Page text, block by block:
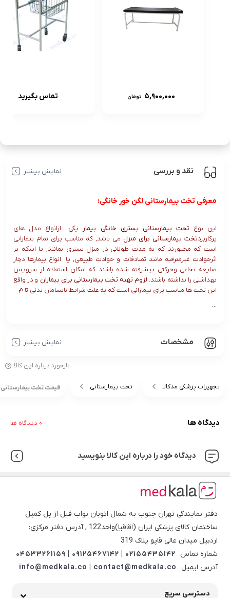
(قیمت+خرید)
5,900,000 تومان تماس بگیرید
نقد و بررسی نمایش بیشتر
معرفی تخت بیمارستانی لگن خور خانگی:
این نوع تخت بیمارستانی بستری خانگی بیمار یکی ازانواع مدل های
پرکاربردتخت بیمارستانی برای منزل می باشد, که مناسب برای تمام بیمارانی
است که مجبورند که به مدت طولانی در منزل بستری بمانند, یا اینکه بر
اثرحوادث غیرمترقبه مانند تصادفات و حوادث طبیعی, یا انواع بیمارها دچار
ضایعه نخاعی وحرکتی پیشرفته شده باشند که امکان استفاده از سرویس
بهداشتی را نداشته باشند. لزوم تهیه تخت بیمارستانی برای بیماران و در واقع
این تخت ها مناسب برای بیمارانی است که به علت شرایط نابسامان بدنی تا م
...
مشخصات نمایش بیشتر
بازخورد درباره این کالا
تجهیزات پزشکی مدکالا تخت بیمارستانی قیمت تخت بیمارستانی
دیدگاه ها 0 دیدگاه ها
دیدگاه خود را درباره این کالا بنویسید
دفتر نمایندگی تهران جنوب به شمال اتوبان نواب قبل از پل کمیل
ساختمان کالای پزشکی ایران (اقاقیا)واحد122 , آدرس دفتر مرکزی:
اردبیل میدان عالی قاپو پلاک 319
شماره تماس 02155435142 | 09125467142 | 04533261159
آدرس ایمیل
info@medkala.co | contact@medkala.co
دسترسی سریع